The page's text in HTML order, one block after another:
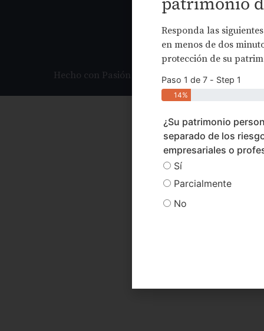
Hecho con Pasión por Statum Digital
Responda las
en menos de dos
protección de su
Paso 1 de 7 - Step 1
14%
¿Su patrimonio
separado de los
empresariales o
Sí
Parcialmente
No